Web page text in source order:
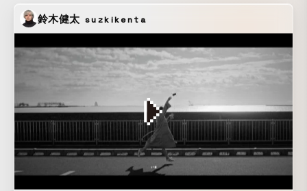
様々なクリエイティブやクリエイターの参加により実現し
た。 © COVER
鈴木健太 suzkikenta